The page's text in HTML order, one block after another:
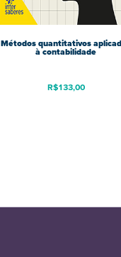
Métodos quantitativos
à contabilidade
R$133,00